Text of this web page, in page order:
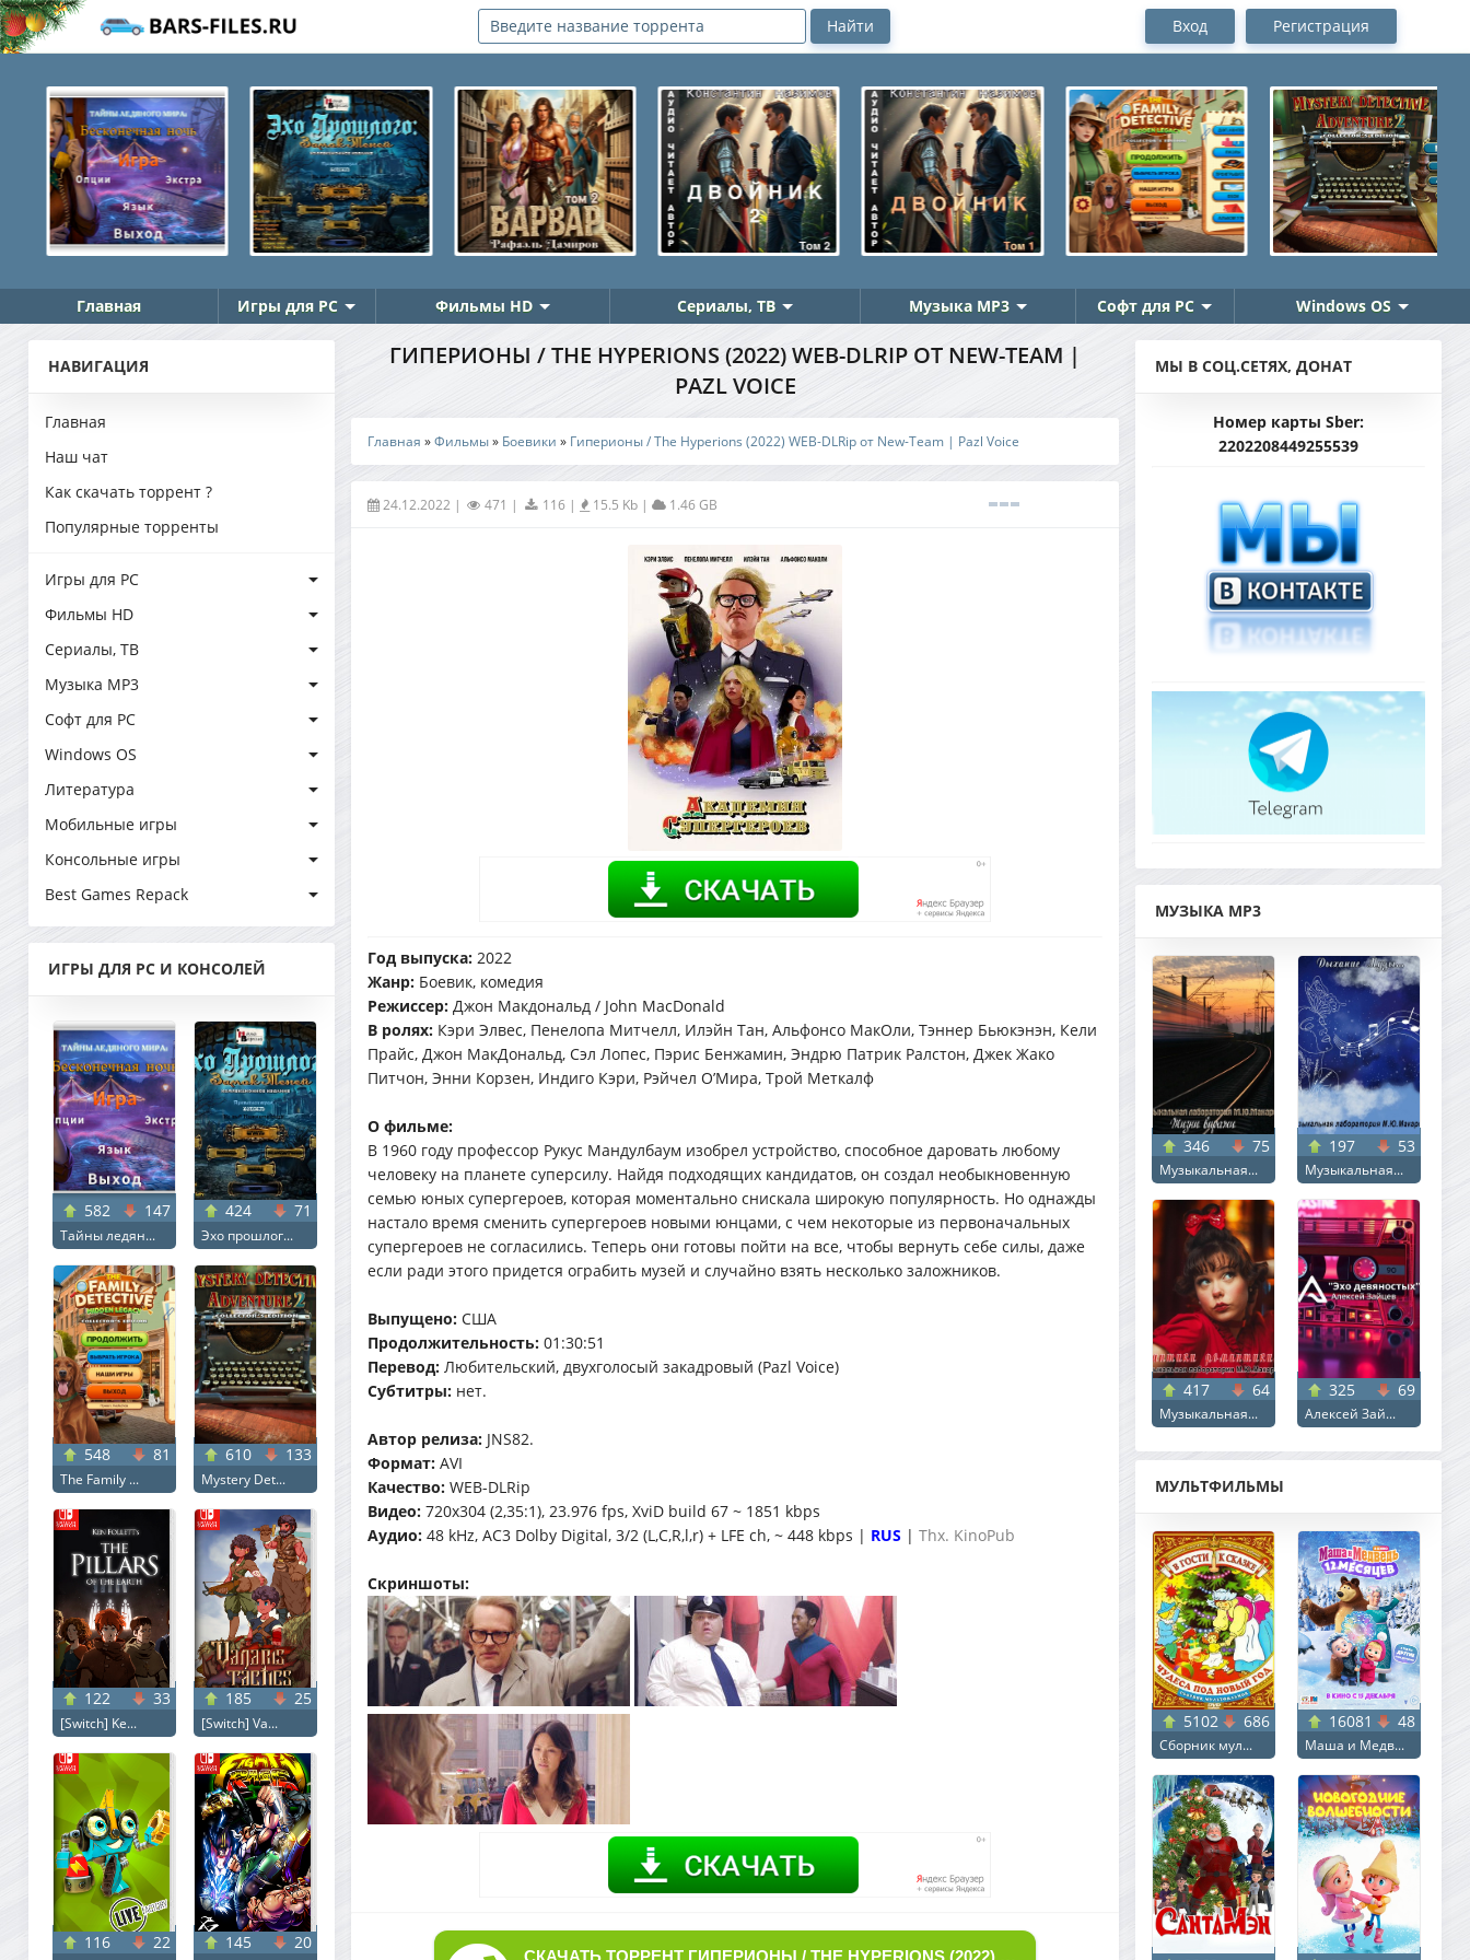
Вход Регистрация
Главная Игры для PC Фильмы HD Сериалы, ТВ Музыка MP3 Софт для PC Windows OS
НАВИГАЦИЯ
Главная
Наш чат
Как скачать торрент ?
Популярные торренты
Игры для PC
Фильмы HD
Сериалы, ТВ
Музыка MP3
Софт для PC
Windows OS
Литература
Мобильные игры
Консольные игры
Best Games Repack
ИГРЫ ДЛЯ PC И КОНСОЛЕЙ
582 147
Тайны ледян...
424 71
Эхо прошлог...
548 81
The Family ...
610 133
Mystery Det...
122 33
[Switch] Ke...
185 25
[Switch] Va...
116 22 145 20
ГИПЕРИОНЫ / THE HYPERIONS (2022) WEB-DLRIP ОТ NEW-TEAM |
PAZL VOICE
Главная »Фильмы» Боевики » Гиперионы / The Hyperions (2022) WEB-DLRip от New-Team | Pazl Voice
24.12.2022 | 471 | 116| 15.5 Kb| 1.46 GB
Год выпуска: 2022
Жанр: Боевик, комедия
Режиссер: Джон Макдональд / John MacDonald
В ролях: Кэри Элвес, Пенелопа Митчелл, Илэйн Тан, Альфонсо МакОли, Тэннер Бьюкэнэн, Кели
Прайс, Джон МакДональд, Сэл Лопес, Пэрис Бенжамин, Эндрю Патрик Ралстон, Джек Жако
Питчон, Энни Корзен, Индиго Кэри, Рэйчел О’Мира, Трой Меткалф
О фильме:
В 1960 году профессор Рукус Мандулбаум изобрел устройство, способное даровать любому
человеку на планете суперсилу. Найдя подходящих кандидатов, он создал необыкновенную
семью юных супергероев, которая моментально снискала широкую популярность. Но однажды
настало время сменить супергероев новыми юнцами, с чем некоторые из первоначальных
супергероев не согласились. Теперь они готовы пойти на все, чтобы вернуть себе силы, даже
если ради этого придется ограбить музей и случайно взять несколько заложников.
Выпущено: США
Продолжительность: 01:30:51
Перевод: Любительский, двухголосый закадровый (Pazl Voice)
Субтитры: нет.
Автор релиза: JNS82.
Формат: AVI
Качество: WEB-DLRip
Видео: 720x304 (2,35:1), 23.976 fps, XviD build 67 ~ 1851 kbps
Аудио: 48 kHz, AC3 Dolby Digital, 3/2 (L,C,R,l,r) + LFE ch, ~ 448 kbps | RUS | Thx. KinoPub
Скриншоты:
СКАЧАТЬ ТОРРЕНТ ГИПЕРИОНЫ / THE HYPERIONS (2022) WEB-DLRIP ОТ NEW-TEAM | PAZL VOICE
МЫ В СОЦ.СЕТЯХ, ДОНАТ
Номер карты Sber:
2202208449255539
МУЗЫКА MP3
346 75
Музыкальная...
197 53
Музыкальная...
417 64
Музыкальная...
325 69
Алексей Зай...
МУЛЬТФИЛЬМЫ
5102 686
Сборник мул...
16081 48
Маша и Медв...